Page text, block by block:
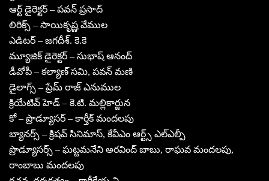
ఆర్ట్ డైరెక్టర్ – పవన్ ప్రసాద్
లిరిక్స్ – సాయికృష్ణ వేముల
ఎడిటర్ – జగదీశ్. కె.కె
మ్యూజిక్ డైరెక్టర్ – సుభాష్ ఆనంద్
డీవోపీ – కల్యాణ్ సమి, పవన్ మణి
డైలాగ్స్ – ప్రేమ్ రాజ్ ఎనుముల
క్రియేటివ్ హెడ్ – కె.టి. మల్లికార్జున
కో – ప్రొడ్యూసర్ – కార్తీక్ మందలపు
బ్యానర్స్ – క్రిషవ్ సినిమాస్, కేవీఎం ఆర్ట్స్ ఎల్ఎల్పీ
ప్రొడ్యూసర్స్ – ఘట్టమనేని అరవింద్ బాబు, రాఘవ మందలపు,
రాంబాబు మందలపు